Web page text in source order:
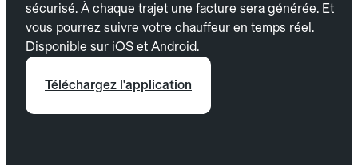
sécurisé. À chaque trajet une facture sera générée. Et
vous pourrez suivre votre chauffeur en temps réel.
Disponible sur iOS et Android.
Téléchargez l'application